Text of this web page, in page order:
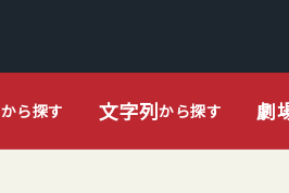
から探す 文字列から探す 劇